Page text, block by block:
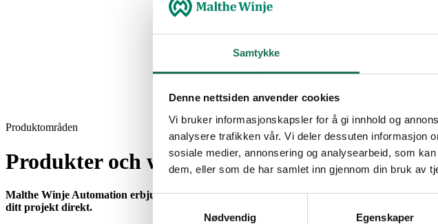
Samtykke
Denne nettsiden anvender cookies
Vi bruker informasjonskapsler for å gi innhold og
analysere trafikken vår. Vi deler dessuten informasjon
sosiale medier, annonsering og analysearbeid, som
dem, eller som de har samlet inn gjennom din bruk av
Samtykkevalg
Nødvendig
Egenskaper
Produktområden
Produkter och webbutik
Malthe Winje Automation erbjuder stor bredd och hög kompetens inom automations- och
ditt projekt direkt.